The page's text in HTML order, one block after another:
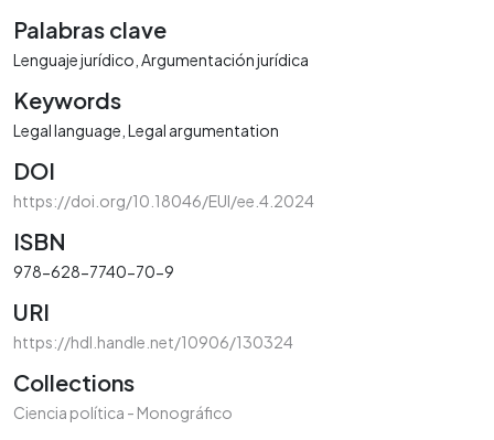
Palabras clave
Lenguaje jurídico Argumentación jurídica
Keywords
Legal language Legal argumentation
DOI
https://doi.org/10.18046/EUI/ee.4.2024
ISBN
978-628-7740-70-9
URI
https://hdl.handle.net/10906/130324
Collections
Ciencia política - Monográfico